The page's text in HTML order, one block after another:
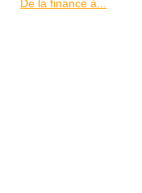
De la finance à...